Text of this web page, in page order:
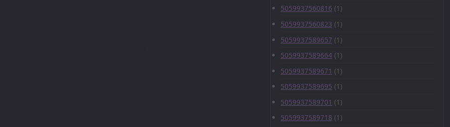
5059937560816 (1)
5059937560823 (1)
5059937589657 (1)
5059937589664 (1)
5059937589671 (1)
5059937589695 (1)
5059937589701 (1)
5059937589718 (1)